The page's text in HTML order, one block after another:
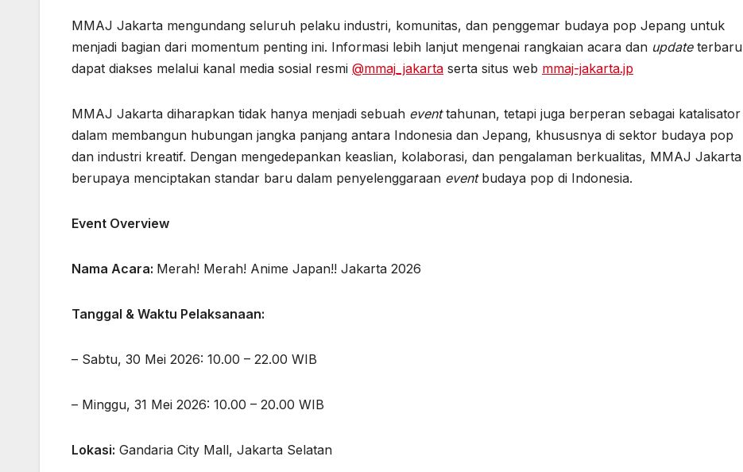
MMAJ Jakarta mengundang seluruh pelaku industri, komunitas, dan penggemar budaya pop Jepang untuk
menjadi bagian dari momentum penting ini. Informasi lebih lanjut mengenai rangkaian acara dan updateterbaru
dapat diakses melalui kanal media sosial resmi @mmaj_jakarta serta situs web mmaj-jakarta.jp
MMAJ Jakarta diharapkan tidak hanya menjadi sebuah eventtahunan, tetapi juga berperan sebagai katalisator
dalam membangun hubungan jangka panjang antara Indonesia dan Jepang, khususnya di sektor budaya pop
dan industri kreatif. Dengan mengedepankan keaslian, kolaborasi, dan pengalaman berkualitas, MMAJ Jakarta
berupaya menciptakan standar baru dalam penyelenggaraan eventbudaya pop di Indonesia.
Event Overview
Nama Acara: Merah! Merah! Anime Japan!! Jakarta 2026
Tanggal & Waktu Pelaksanaan:
– Sabtu, 30 Mei 2026: 10.00 – 22.00 WIB
– Minggu, 31 Mei 2026: 10.00 – 20.00 WIB
Lokasi: Gandaria City Mall, Jakarta Selatan